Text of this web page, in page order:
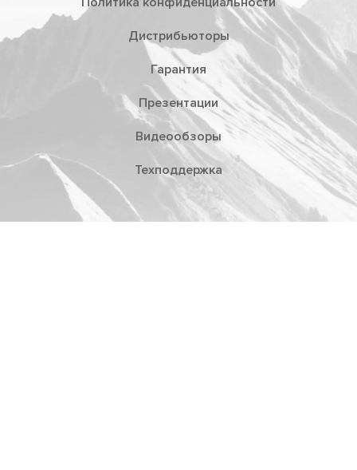
Дистрибьюторы
Гарантия
Презентации
Видеообзоры
Техподдержка